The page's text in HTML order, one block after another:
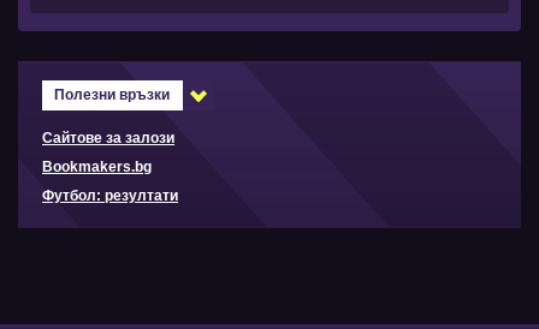
Полезни връзки
Сайтове за залози
Bookmakers.bg
Футбол: резултати